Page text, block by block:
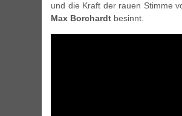
und die Kraft der rauen Stimme
Max Borchardt besinnt.